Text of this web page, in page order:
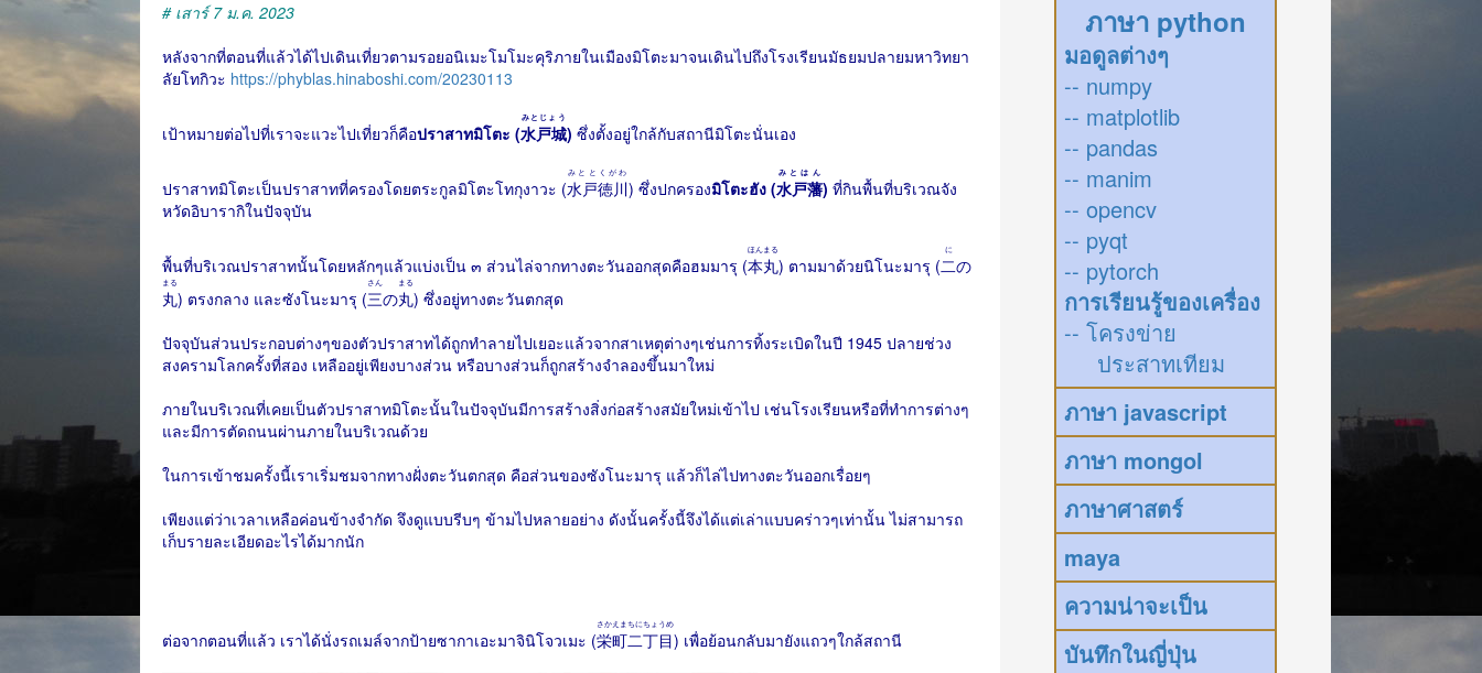
# เสาร์ 7 ม.ค. 2023
หลังจากที่ตอนที่แล้วได้ไปเดินเที่ยวตามรอยอนิเมะโมโมะคุริภายในเมืองมิโตะมาจนเดินไปถึงโรงเรียนมัธยมปลายมหาวิทยา
ลัยโทกิวะ https://phyblas.hinaboshi.com/20230113
เป้าหมายต่อไปที่เราจะแวะไปเที่ยวก็คือปราสาทมิโตะ (水戸城
みとじょう
) ซึ่งตั้งอยู่ใกล้กับสถานีมิโตะนั่นเอง
ปราสาทมิโตะเป็นปราสาทที่ครองโดยตระกูลมิโตะโทกุงาวะ (水戸徳川
みととくがわ
) ซึ่งปกครองมิโตะฮัง (水戸藩
みとはん
) ที่กินพื้นที่บริเวณจัง
หวัดอิบารากิในปัจจุบัน
พื้นที่บริเวณปราสาทนั้นโดยหลักๆแล้วแบ่งเป็น ๓ ส่วนไล่จากทางตะวันออกสุดคือฮมมารุ (本丸
ほんまる
) ตามมาด้วยนิโนะมารุ (二
に
の
丸
まる
) ตรงกลาง และซังโนะมารุ (三
さん
の丸
まる
) ซึ่งอยู่ทางตะวันตกสุด
ปัจจุบันส่วนประกอบต่างๆของตัวปราสาทได้ถูกทำลายไปเยอะแล้วจากสาเหตุต่างๆเช่นการทิ้งระเบิดในปี 1945 ปลายช่วง
สงครามโลกครั้งที่สอง เหลืออยู่เพียงบางส่วน หรือบางส่วนก็ถูกสร้างจำลองขึ้นมาใหม่
ภายในบริเวณที่เคยเป็นตัวปราสาทมิโตะนั้นในปัจจุบันมีการสร้างสิ่งก่อสร้างสมัยใหม่เข้าไป เช่นโรงเรียนหรือที่ทำการต่างๆ
และมีการตัดถนนผ่านภายในบริเวณด้วย
ในการเข้าชมครั้งนี้เราเริ่มชมจากทางฝั่งตะวันตกสุด คือส่วนของซังโนะมารุ แล้วก็ไล่ไปทางตะวันออกเรื่อยๆ
เพียงแต่ว่าเวลาเหลือค่อนข้างจำกัด จึงดูแบบรีบๆ ข้ามไปหลายอย่าง ดังนั้นครั้งนี้จึงได้แต่เล่าแบบคร่าวๆเท่านั้น ไม่สามารถ
เก็บรายละเอียดอะไรได้มากนัก
ต่อจากตอนที่แล้ว เราได้นั่งรถเมล์จากป้ายซากาเอะมาจินิโจวเมะ (栄町二丁目
さかえまちにちょうめ
) เพื่อย้อนกลับมายังแถวๆใกล้สถานี
ภาษา python
มอดูลต่างๆ
-- numpy
-- matplotlib
-- pandas
-- manim
-- opencv
-- pyqt
-- pytorch
การเรียนรู้ของเครื่อง
-- โครงข่าย
ประสาทเทียม
ภาษา javascript
ภาษา mongol
ภาษาศาสตร์
maya
ความน่าจะเป็น
บันทึกในญี่ปุ่น